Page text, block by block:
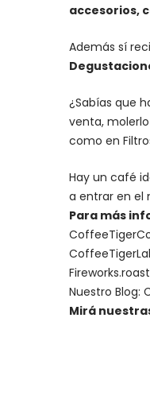
accesorios,
Además sí
¿Sabías que
venta,
como en
Hay un café
a entrar en el
Para más
Nuestro Blog:
Mirá